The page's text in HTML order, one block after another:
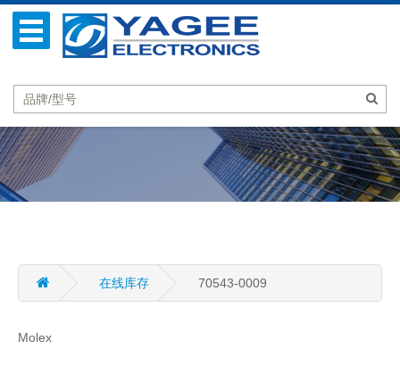
在线库存 70543-0009
Molex